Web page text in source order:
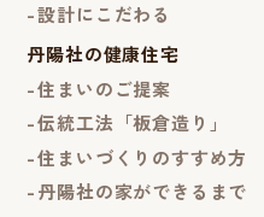
設計にこだわる
丹陽社の健康住宅
住まいのご提案
伝統工法「板倉造り」
住まいづくりのすすめ方
丹陽社の家ができるまで